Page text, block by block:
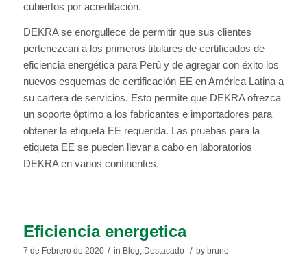
cubiertos por acreditación.
DEKRA se enorgullece de permitir que sus clientes
pertenezcan a los primeros titulares de certificados de
eficiencia energética para Perú y de agregar con éxito los
nuevos esquemas de certificación EE en América Latina a
su cartera de servicios. Esto permite que DEKRA ofrezca
un soporte óptimo a los fabricantes e importadores para
obtener la etiqueta EE requerida. Las pruebas para la
etiqueta EE se pueden llevar a cabo en laboratorios
DEKRA en varios continentes.
Eficiencia energetica
7 de Febrero de 2020 / in Blog Destacado / by bruno